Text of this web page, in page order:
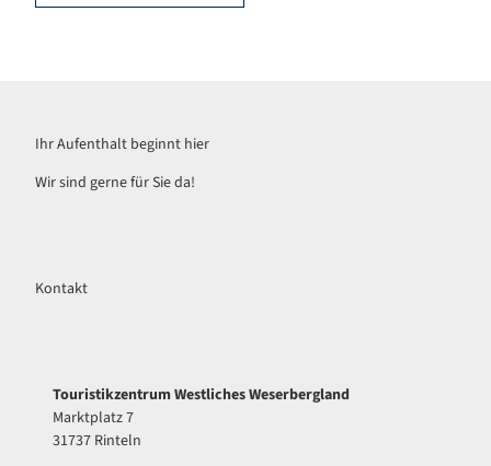
Ihr Aufenthalt beginnt hier
Wir sind gerne für Sie da!
Kontakt
Touristikzentrum Westliches Weserbergland
Marktplatz 7
31737 Rinteln